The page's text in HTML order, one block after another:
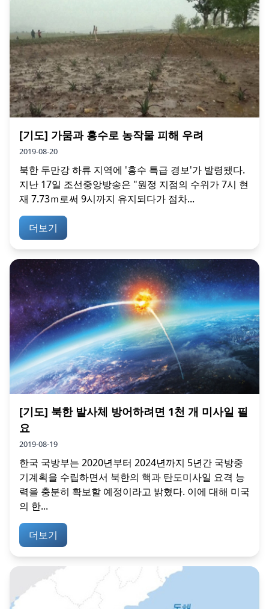
[기도] 가뭄과 홍수로 농작물 피해 우려
2019-08-20
북한 두만강 하류 지역에 '홍수 특급 경보'가 발령됐다.
지난 17일 조선중앙방송은 "원정 지점의 수위가 7시 현
재 7.73ｍ로써 9시까지 유지되다가 점차...
더보기
[기도] 북한 발사체 방어하려면 1천 개 미사일 필
요
2019-08-19
한국 국방부는 2020년부터 2024년까지 5년간 국방중
기계획을 수립하면서 북한의 핵과 탄도미사일 요격 능
력을 충분히 확보할 예정이라고 밝혔다. 이에 대해 미국
의 한...
더보기